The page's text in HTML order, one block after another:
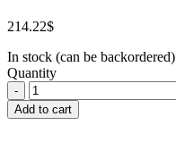
214.22$
In stock (can be backordered)
Quantity
HARNAIS
ARC
FLASH
Add to cart